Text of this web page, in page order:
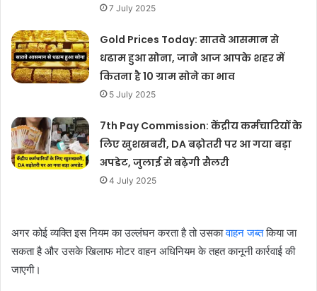
7 July 2025
Gold Prices Today: सातवे आसमान से
धढाम हुआ सोना, जाने आज आपके शहर में
कितना है 10 ग्राम सोने का भाव
5 July 2025
7th Pay Commission: केंद्रीय कर्मचारियों के
लिए खुशखबरी, DA बढ़ोतरी पर आ गया बड़ा
अपडेट, जुलाई से बढ़ेगी सैलरी
4 July 2025
अगर कोई व्यक्ति इस नियम का उल्लंघन करता है तो उसकावाहन जब्तकिया जा
सकता है और उसके खिलाफ मोटर वाहन अधिनियम के तहत कानूनी कार्रवाई की
जाएगी।